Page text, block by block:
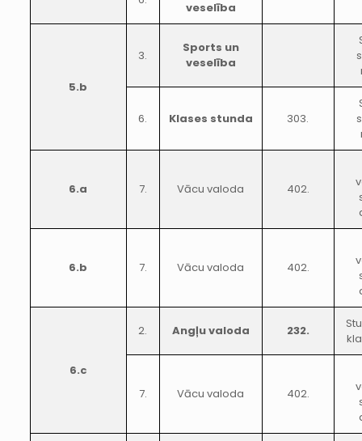
veselība
5.b
3.
Sports un
veselība
6. Klases stunda 303.
6.a 7. Vācu valoda 402.
6.b 7. Vācu valoda 402.
6.c
2. Angļu valoda 232.
7. Vācu valoda 402.